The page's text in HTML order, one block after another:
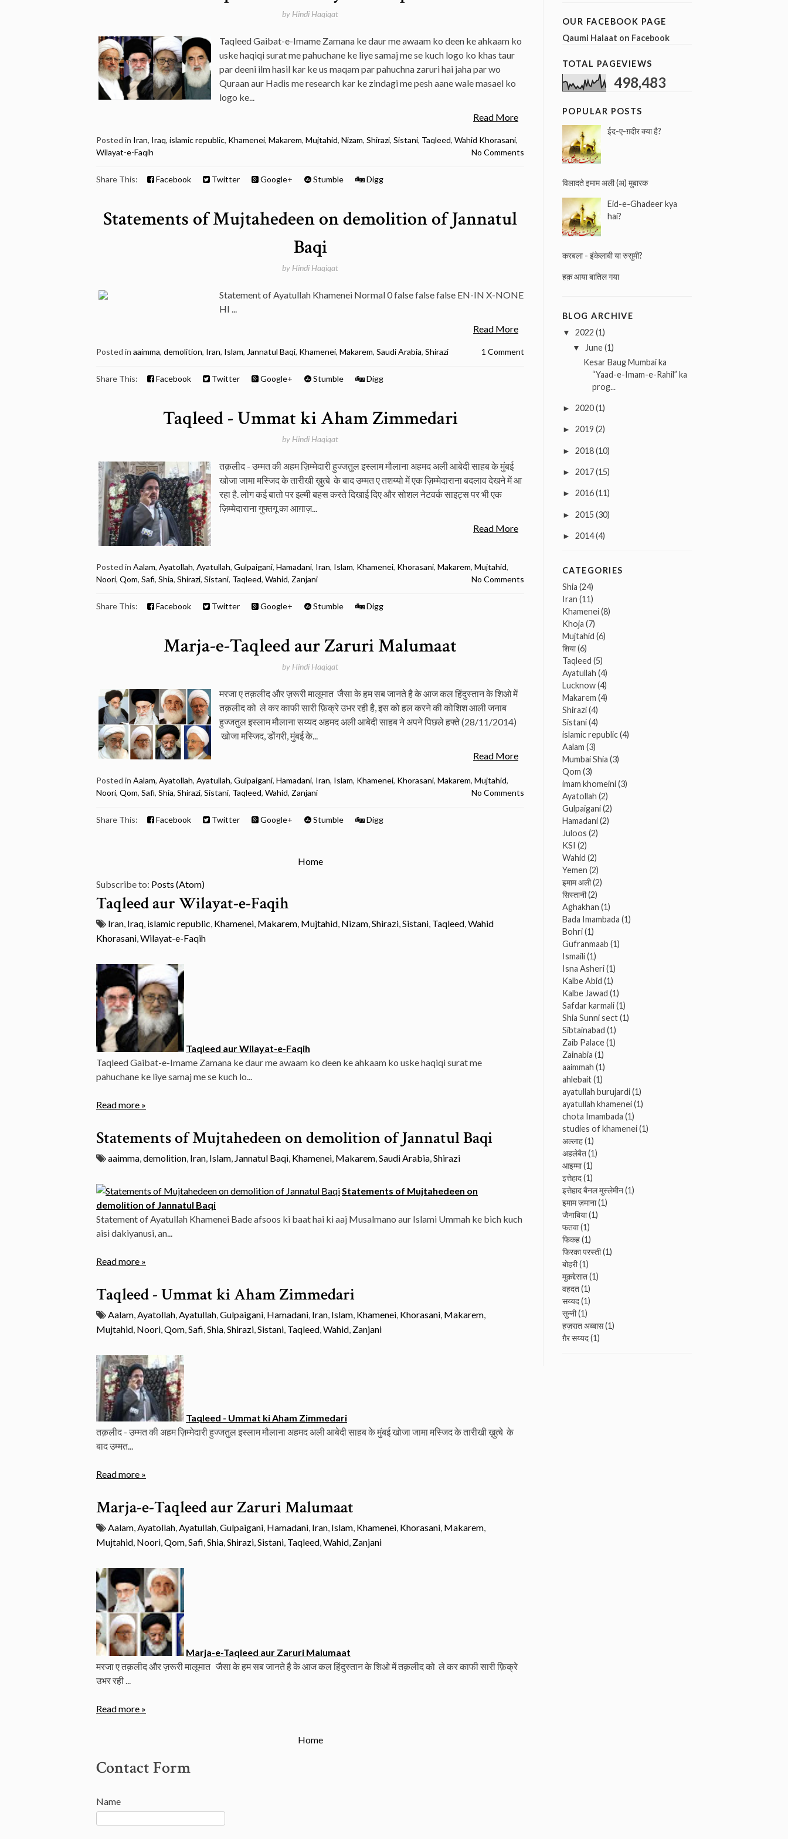
by Hindi Haqiqat
Taqleed Gaibat-e-Imame Zamana ke daur me awaam ko deen ke ahkaam ko
uske haqiqi surat me pahuchane ke liye samaj me se kuch logo ko khas taur
par deeni ilm hasil kar ke us maqam par pahuchna zaruri hai jaha par wo
Quraan aur Hadis me research kar ke zindagi me pesh aane wale masael ko
logo ke...
Read More
Posted in Iran, Iraq, islamic republic, Khamenei, Makarem, Mujtahid, Nizam, Shirazi, Sistani, Taqleed, Wahid Khorasani,
Wilayat-e-Faqih
No Comments
Share This: Facebook Twitter Google+ Stumble Digg
Statements of Mujtahedeen on demolition of Jannatul
Baqi
by Hindi Haqiqat
Statement of Ayatullah Khamenei Normal 0 false false false EN-IN X-NONE
HI ...
Read More
Posted in aaimma, demolition, Iran, Islam, Jannatul Baqi, Khamenei, Makarem, Saudi Arabia, Shirazi 1 Comment
Share This: Facebook Twitter Google+ Stumble Digg
Taqleed - Ummat ki Aham Zimmedari
by Hindi Haqiqat
तक़लीद - उम्मत की अहम ज़िम्मेदारी हुज्जतुल इस्लाम मौलाना अहमद अली आबेदी साहब के मुंबई
खोजा जामा मस्जिद के तारीखी ख़ुत्बे के बाद उम्मत ए तशय्यो में एक ज़िम्मेदाराना बदलाव देखने में आ
रहा है. लोग कई बातो पर इल्मी बहस करते दिखाई दिए और सोशल नेटवर्क साइट्स पर भी एक
ज़िम्मेदाराना गुफ्तगू का आग़ाज़...
Read More
Posted in Aalam, Ayatollah, Ayatullah, Gulpaigani, Hamadani, Iran, Islam, Khamenei, Khorasani, Makarem, Mujtahid,
Noori, Qom, Safi, Shia, Shirazi, Sistani, Taqleed, Wahid, Zanjani No Comments
Share This: Facebook Twitter Google+ Stumble Digg
Marja-e-Taqleed aur Zaruri Malumaat
by Hindi Haqiqat
मरजा ए तक़लीद और ज़रूरी मालूमात जैसा के हम सब जानते है के आज कल हिंदुस्तान के शिओ में
तक़लीद को ले कर काफी सारी फ़िक्रे उभर रही है, इस को हल करने की कोशिश आली जनाब
हुज्जतुल इस्लाम मौलाना सय्यद अहमद अली आबेदी साहब ने अपने पिछले हफ्ते (28/11/2014)
खोजा मस्जिद, डोंगरी, मुंबई के...
Read More
Posted in Aalam, Ayatollah, Ayatullah, Gulpaigani, Hamadani, Iran, Islam, Khamenei, Khorasani, Makarem, Mujtahid,
Noori, Qom, Safi, Shia, Shirazi, Sistani, Taqleed, Wahid, Zanjani No Comments
Share This: Facebook Twitter Google+ Stumble Digg
Home
Subscribe to: Posts (Atom)
Taqleed aur Wilayat-e-Faqih
Iran, Iraq, islamic republic, Khamenei, Makarem, Mujtahid, Nizam,Shirazi,Sistani, Taqleed,Wahid
Khorasani,Wilayat-e-Faqih
Taqleed aur Wilayat-e-Faqih
Taqleed Gaibat-e-Imame Zamana ke daur me awaam ko deen ke ahkaam ko uske haqiqi surat me
pahuchane ke liye samaj me se kuch lo...
Read more »
Statements of Mujtahedeen on demolition of Jannatul Baqi
aaimma,demolition, Iran, Islam, Jannatul Baqi, Khamenei, Makarem,Saudi Arabia,Shirazi
Statements of Mujtahedeen on
demolition of Jannatul Baqi
Statement of Ayatullah Khamenei Bade afsoos ki baat hai ki aaj Musalmano aur Islami Ummah ke bich kuch
aisi dakiyanusi, an...
Read more »
Taqleed - Ummat ki Aham Zimmedari
Aalam,Ayatollah,Ayatullah,Gulpaigani, Hamadani, Iran, Islam, Khamenei, Khorasani, Makarem,
Mujtahid, Noori,Qom,Safi,Shia,Shirazi,Sistani, Taqleed,Wahid, Zanjani
Taqleed - Ummat ki Aham Zimmedari
तक़लीद - उम्मत की अहम ज़िम्मेदारी हुज्जतुल इस्लाम मौलाना अहमद अली आबेदी साहब के मुंबई खोजा जामा मस्जिद के तारीखी ख़ुत्बे के
बाद उम्मत...
Read more »
Marja-e-Taqleed aur Zaruri Malumaat
Aalam Ayatollah Ayatullah Gulpaigani Hamadani Iran Islam Khamenei Khorasani Makarem
Mujtahid Noori Qom Safi Shia Shirazi Sistani Taqleed Wahid Zanjani
Marja-e-Taqleed aur Zaruri Malumaat
मरजा ए तक़लीद और ज़रूरी मालूमात जैसा के हम सब जानते है के आज कल हिंदुस्तान के शिओ में तक़लीद को ले कर काफी सारी फ़िक्रे
उभर रही ...
Read more »
Home
Contact Form
Name
c
h
o
r
:
OUR FACEBOOK PAGE
Qaumi Halaat on Facebook
TOTAL PAGEVIEWS
498,483
POPULAR POSTS
ईद-ए-ग़दीर क्या है?
विलादते इमाम अली (अ) मुबारक
Eid-e-Ghadeer kya
hai?
करबला - इंकेलाबी या रुसुमी?
हक़ आया बातिल गया
BLOG ARCHIVE
▼ 2022 (1)
▼ June(1)
Kesar Baug Mumbai ka
“Yaad-e-Imam-e-Rahil” ka
prog...
► 2020(1)
► 2019 (2)
► 2018(10)
► 2017(15)
► 2016(11)
► 2015 (30)
► 2014(4)
CATEGORIES
Shia (24)
Iran (11)
Khamenei(8)
Khoja (7)
Mujtahid (6)
शिया(6)
Taqleed (5)
Ayatullah (4)
Lucknow(4)
Makarem (4)
Shirazi(4)
Sistani(4)
islamic republic(4)
Aalam (3)
Mumbai Shia (3)
Qom (3)
imam khomeini(3)
Ayatollah (2)
Gulpaigani(2)
Hamadani(2)
Juloos (2)
KSI (2)
Wahid (2)
Yemen (2)
इमाम अली(2)
सिस्तानी(2)
Aghakhan (1)
Bada Imambada (1)
Bohri(1)
Gufranmaab (1)
Ismaili(1)
Isna Asheri(1)
Kalbe Abid (1)
Kalbe Jawad (1)
Safdar karmali(1)
Shia Sunni sect(1)
Sibtainabad (1)
Zaib Palace(1)
Zainabia (1)
aaimmah (1)
ahlebait(1)
ayatullah burujardi(1)
ayatullah khamenei(1)
chota Imambada (1)
studies of khamenei(1)
अल्लाह(1)
अहलेबैत(1)
आइम्मा(1)
इत्तेहाद(1)
इत्तेहाद बैनल मुस्लेमीन(1)
इमाम ज़माना(1)
जैनाबिया(1)
फतवा(1)
फिकह(1)
फिरका परस्ती(1)
बोहरी(1)
मुक़द्देसात(1)
वहदत(1)
सय्यद(1)
सुन्नी(1)
हज़रात अब्बास(1)
ग़ैर सय्यद(1)